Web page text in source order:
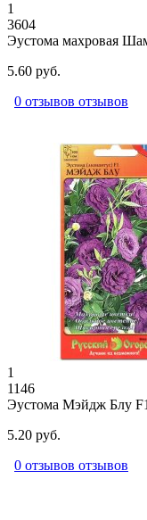
1
3604
Эустома махровая
5.60 руб.
0 отзывов отзывов
1
1146
Эустома Мэйдж Блу
5.20 руб.
0 отзывов отзывов